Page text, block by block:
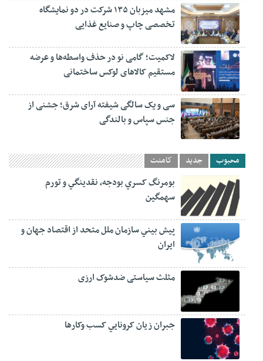
مشهد میزبان ۱۳۵ شرکت در دو نمایشگاه
تخصصی چاپ و صنایع غذایی
لاکمیت؛ گامی نو در حذف واسطه‌ها و عرضه
مستقیم کالاهای لوکس ساختمانی
سی و یک سالگی شیفته آرای شرق؛ جشنی از
جنس سپاس و بالندگی
محبوب جدید کامنت
بومرنگ کسري بودجه، نقدينگي و تورم
سهمگين
پيش‏ بيني سازمان ملل متحد از اقتصاد جهان و
ايران
مثلث سیاستی ضدشوک ارزی
جبران زيان کرونايي کسب وکارها